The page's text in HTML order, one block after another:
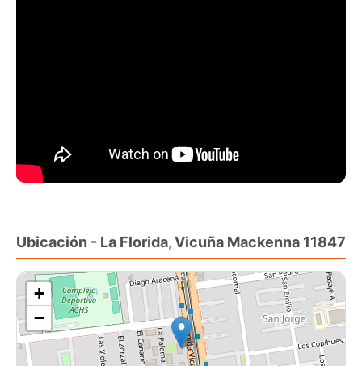
Somos Dimafe® Propiedades
Ubicación - La Florida, Vicuña Mackenna 11847
+
−